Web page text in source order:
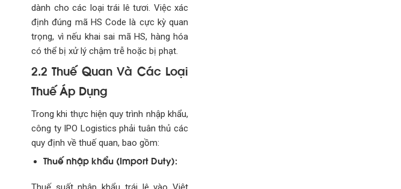
dành cho các loại trái lê tươi. Việc xác
định đúng mã HS Code là cực kỳ quan
trọng, vì nếu khai sai mã HS, hàng hóa
có thể bị xử lý chậm trễ hoặc bị phạt.
2.2 Thuế Quan Và Các Loại
Thuế Áp Dụng
Trong khi thực hiện quy trình nhập khẩu,
công ty IPO Logistics phải tuân thủ các
quy định về thuế quan, bao gồm:
Thuế nhập khẩu (Import Duty):